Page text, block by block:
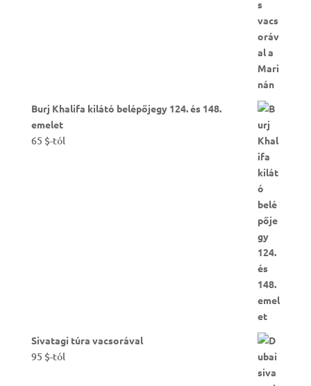
Burj Khalifa kilátó belépőjegy 124. és 148.
emelet
65 $-tól
Sivatagi túra vacsorával
95 $-tól